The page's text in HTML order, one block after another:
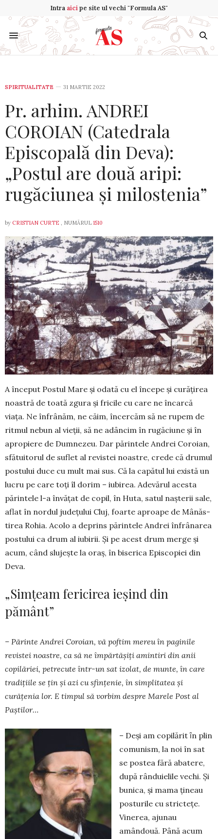
Intra aicipe site ul vechi "Formula AS"
SPIRITUALITATE 31 MARTIE 2022
Pr. arhim. ANDREI
COROIAN (Catedrala
Episcopală din Deva):
„Postul are două aripi:
rugăciunea și milostenia”
by CRISTIAN CURTE , NUMĂRUL 1510
A început Postul Mare și odată cu el în­ce­pe și curățirea
noastră de toată zgura și fricile cu care ne încarcă
viața. Ne înfrâ­năm, ne căim, încercăm să ne rupem de
ritmul ne­bun al vieții, să ne adâncim în rugăciune și în
apropiere de Dum­nezeu. Dar părintele An­drei Coroian,
sfătuitorul de su­flet al revistei noastre, cre­de că drumul
postului duce cu mult mai sus. Că la capătul lui există un
lucru pe care toți îl dorim – iubirea. Adevărul acesta
părin­tele l-a învățat de copil, în Huta, satul nașterii sale,
aflat în nor­dul județului Cluj, foarte aproa­pe de Mâ­năs­
tirea Rohia. Acolo a de­prins părintele Andrei în­frâ­na­rea
postului ca drum al iu­bi­rii. Și pe acest drum merge și
acum, când slujește la oraș, în biserica Episcopiei din
Deva.
„Simțeam fericirea ieșind din
pământ”
– Părinte Andrei Coroian, vă poftim mereu în paginile
revistei noastre, ca să ne împărtășiți amin­tiri din anii
copilăriei, petrecute într-un sat izolat, de munte, în care
tradițiile se țin și azi cu sfințenie, în simplitatea și
curățenia lor. E timpul să vorbim despre Marele Post al
Paștilor…
– Deşi am copilărit ȋn plin
comunism, la noi în sat
se postea fără abatere,
după rânduielile vechi. Și
bunica, și mama ţineau
posturile cu stricteţe.
Vine­rea, ajunau
amândouă. Până acum